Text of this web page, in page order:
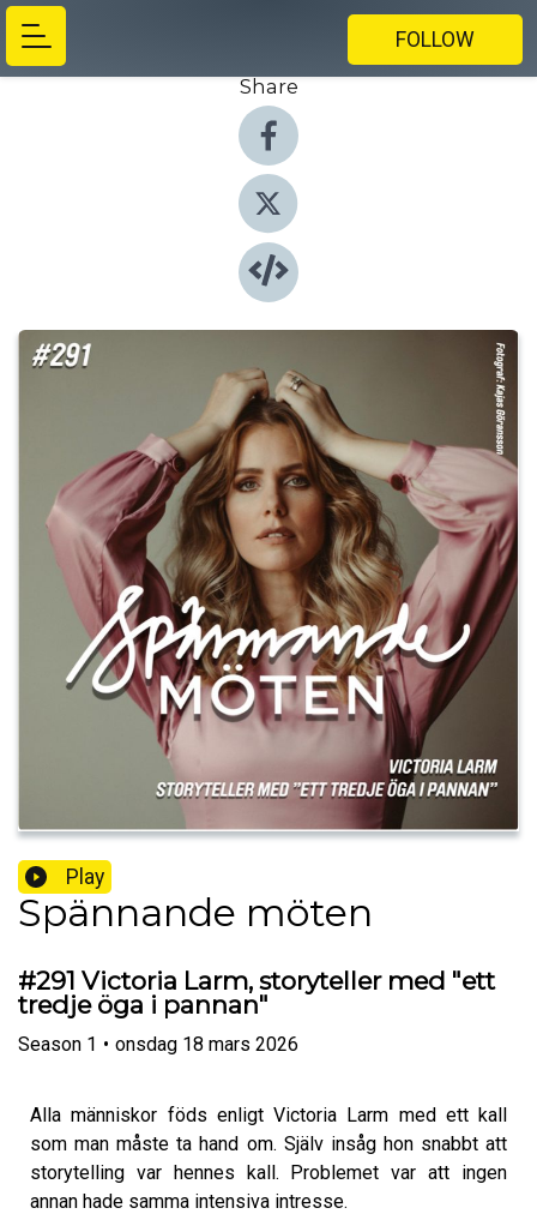
FOLLOW
Share
Play
Spännande möten
#291 Victoria Larm, storyteller med "ett
tredje öga i pannan"
Season 1 • onsdag 18 mars 2026
Alla människor föds enligt Victoria Larm med ett kall
som man måste ta hand om. Själv insåg hon snabbt att
storytelling var hennes kall. Problemet var att ingen
annan hade samma intensiva intresse.